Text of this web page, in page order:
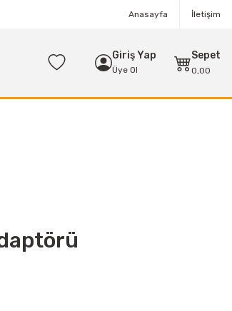
Anasayfa İletişim
Giriş Yap
Üye Ol
Sepet
0,00